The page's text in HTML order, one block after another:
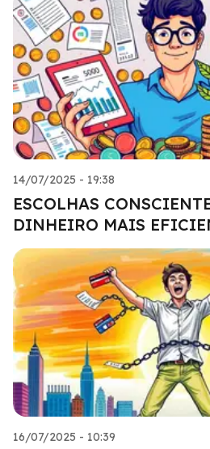
14/07/2025 - 19:38
ESCOLHAS
DINHEIRO MAIS
16/07/2025 - 10:39